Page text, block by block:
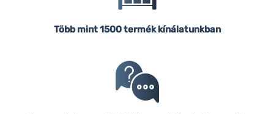
Több mint 1500 termék kínálatunkban